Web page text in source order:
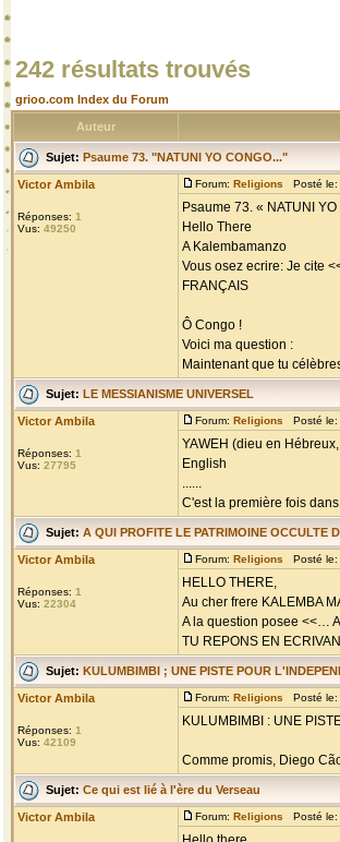
242 résultats trouvés
grioo.com Index du Forum
Auteur
Sujet: Psaume 73. "NATUNI YO CONGO..."
Victor Ambila
Réponses: 1
Vus: 49250
Forum: Religions Posté le:
Psaume 73. « NATUNI
Hello There
A Kalembamanzo
Vous osez ecrire: Je cite
FRANÇAIS
Ô Congo !
Voici ma question :
Maintenant que tu
Sujet: LE MESSIANISME UNIVERSEL
Victor Ambila
Réponses: 1
Vus: 27795
Forum: Religions Posté le:
YAWEH (dieu en
English
......
C'est la première fois
Sujet: A QUI PROFITE LE PATRIMOINE OCCULTE
Victor Ambila
Réponses: 1
Vus: 22304
Forum: Religions Posté le:
HELLO THERE,
Au cher frere KALEMBA
A la question posee <<…
TU REPONS EN
Sujet: KULUMBIMBI ; UNE PISTE POUR
Victor Ambila
Réponses: 1
Vus: 42109
Forum: Religions Posté le:
KULUMBIMBI : UNE
Comme promis, Diego
Sujet: Ce qui est lié à l'ère du Verseau
Victor Ambila Forum: Religions Posté